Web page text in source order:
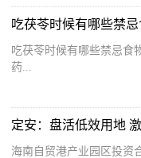
吃茯苓时候有哪些禁
吃茯苓时候有哪些禁忌食
药...
定安：盘活低效用地
海南自贸港产业园区投资